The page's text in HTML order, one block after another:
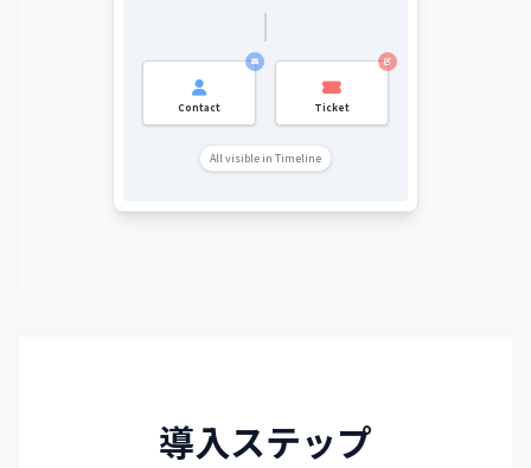
Contact Ticket
All visible in Timeline
導入ステップ